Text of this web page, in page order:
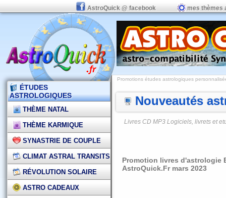
AstroQuick @ facebook mes thèmes
ÉTUDES
ASTROLOGIQUES
THÈME NATAL
THÈME KARMIQUE
SYNASTRIE DE COUPLE
CLIMAT ASTRAL TRANSITS
RÉVOLUTION SOLAIRE
ASTRO CADEAUX
Promotions études astrologiques
Nouveautés
Livres CD MP3 Logiciels, livrets et
Promotion livres d'astrologie
AstroQuick.Fr mars 2023